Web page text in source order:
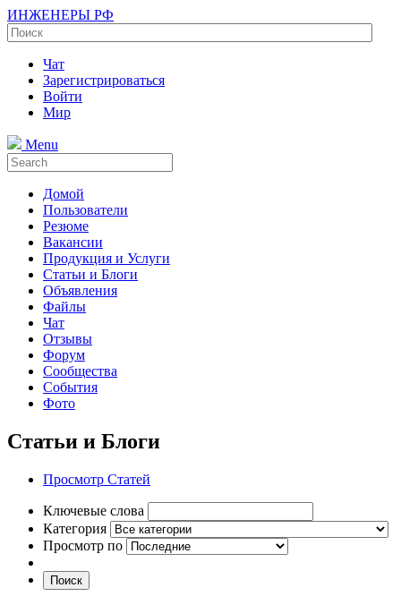
ИНЖЕНЕРЫ РФ
Чат
Зарегистрироваться
Войти
Мир
Menu
Домой
Пользователи
Резюме
Вакансии
Продукция и Услуги
Статьи и Блоги
Объявления
Файлы
Чат
Отзывы
Форум
Сообщества
События
Фото
Статьи и Блоги
Просмотр Статей
Ключевые слова
Категория
Просмотр по
Поиск